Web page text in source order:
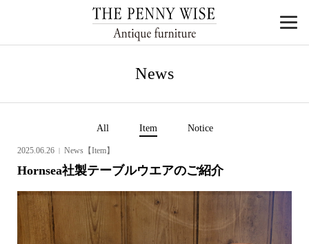
News
All Item Notice
2025.06.26 News【Item】
Hornsea社製テーブルウエアのご紹介